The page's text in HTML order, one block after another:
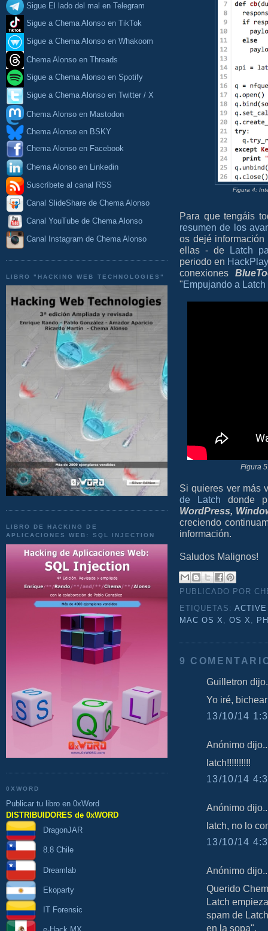
Sigue El lado del mal en Telegram
Sigue a Chema Alonso en TikTok
Sigue a Chema Alonso en Whakoom
Chema Alonso en Threads
Sigue a Chema Alonso en Spotify
Sigue a Chema Alonso en Twitter / X
Chema Alonso en Mastodon
Chema Alonso en BSKY
Chema Alonso en Facebook
Chema Alonso en Linkedin
Suscríbete al canal RSS
Canal SlideShare de Chema Alonso
Canal YouTube de Chema Alonso
Canal Instagram de Chema Alonso
LIBRO "HACKING WEB TECHNOLOGIES"
LIBRO DE HACKING DE
APLICACIONES WEB: SQL INJECTION
0XWORD
Publicar tu libro en 0xWord
DISTRIBUIDORES de 0xWORD
DragonJAR
8.8 Chile
Dreamlab
Ekoparty
IT Forensic
Figura 4:
Para que tengáis
resumen de los
os dejé
ellas - de
Latch
periodo en
conexiones
"Empujando a
Figura
Si quieres ver más
de Latch donde
WordPress,
creciendo
información.
Saludos Malignos!
PUBLICADO POR
ETIQUETAS:ACTIVE
MAC OS X ,OS X ,
9
Guilletron
Yo iré,
13/10/14
Anónimo
latch!!!!!!!!!!
13/10/14
Anónimo
latch, no lo
13/10/14
Anónimo
Querido
Latch
spam de
en la sopa".